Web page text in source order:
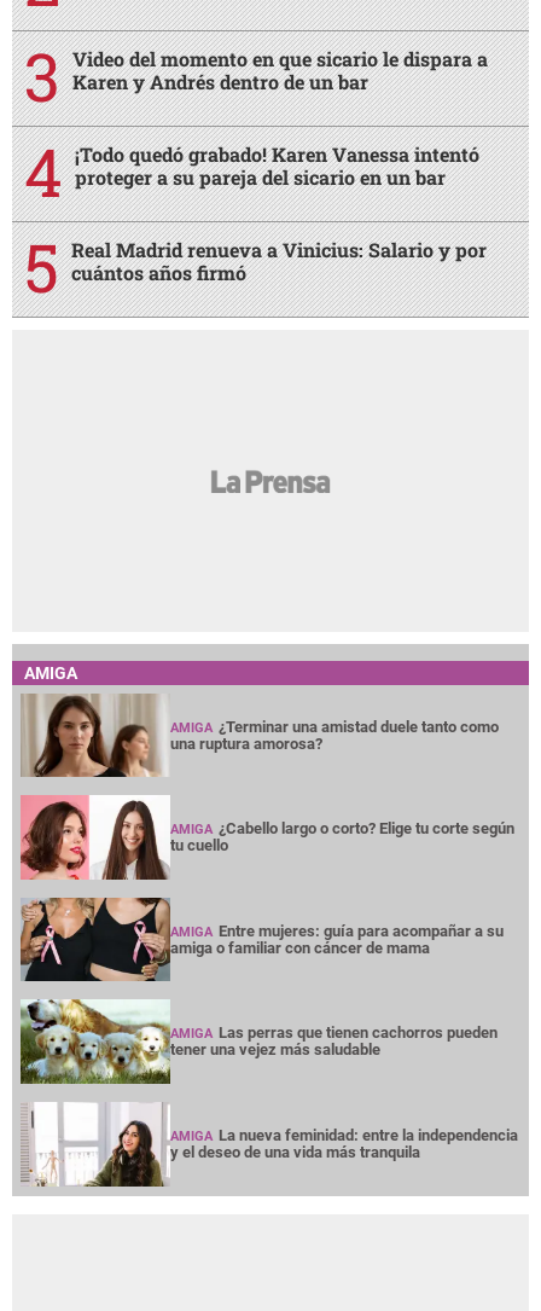
Video del momento en que sicario le dispara a
Karen y Andrés dentro de un bar
¡Todo quedó grabado! Karen Vanessa intentó
proteger a su pareja del sicario en un bar
Real Madrid renueva a Vinicius: Salario y por
cuántos años firmó
AMIGA
AMIGA ¿Terminar una amistad duele tanto como
una ruptura amorosa?
AMIGA ¿Cabello largo o corto? Elige tu corte según
tu cuello
AMIGA Entre mujeres: guía para acompañar a su
amiga o familiar con cáncer de mama
AMIGA Las perras que tienen cachorros pueden
tener una vejez más saludable
AMIGA La nueva feminidad: entre la independencia
y el deseo de una vida más tranquila